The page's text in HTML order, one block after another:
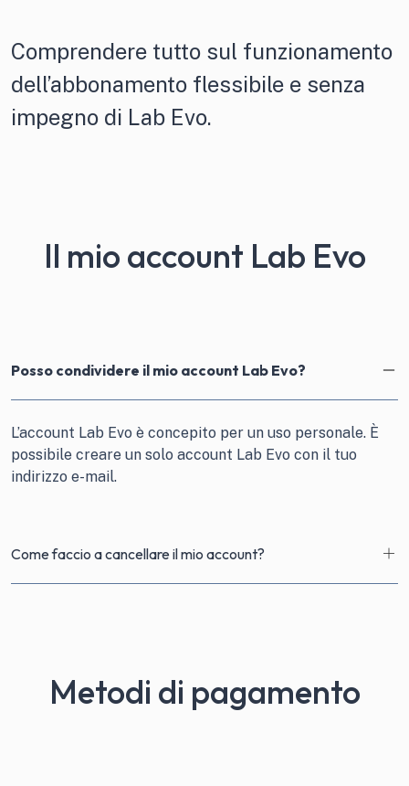
Comprendere tutto sul funzionamento
dell’abbonamento flessibile e senza
impegno di Lab Evo.
Il mio account Lab Evo
Posso condividere il mio account Lab Evo?
L’account Lab Evo è concepito per un uso personale. È
possibile creare un solo account Lab Evo con il tuo
indirizzo e-mail.
Come faccio a cancellare il mio account?
Metodi di pagamento